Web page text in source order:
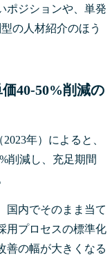
ポジションや、単発
の人材紹介のほう
40-50%削減の
2023年）によると、
削減し、充足期間
国内でそのまま当て
用プロセスの標準化
善の幅が大きくなる